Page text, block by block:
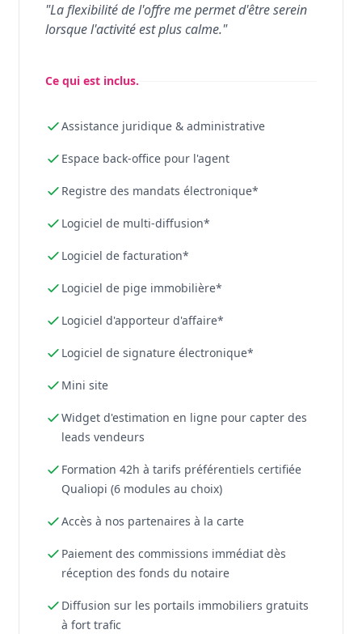
"La flexibilité de l'offre me permet d'être serein
lorsque l'activité est plus calme."
Ce qui est inclus.
Assistance juridique & administrative
Espace back-office pour l'agent
Registre des mandats électronique*
Logiciel de multi-diffusion*
Logiciel de facturation*
Logiciel de pige immobilière*
Logiciel d'apporteur d'affaire*
Logiciel de signature électronique*
Mini site
Widget d'estimation en ligne pour capter des
leads vendeurs
Formation 42h à tarifs préférentiels certifiée
Qualiopi (6 modules au choix)
Accès à nos partenaires à la carte
Paiement des commissions immédiat dès
réception des fonds du notaire
Diffusion sur les portails immobiliers gratuits
à fort trafic